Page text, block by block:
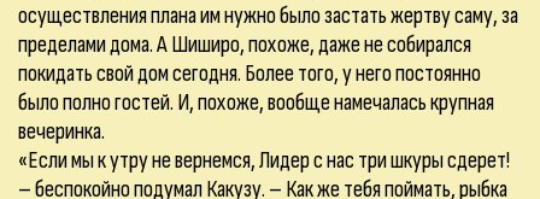
осуществления плана им нужно было застать жертву саму, за
пределами дома. А Шиширо, похоже, даже не собирался
покидать свой дом сегодня. Более того, у него постоянно
было полно гостей. И, похоже, вообще намечалась крупная
вечеринка.
«Если мы к утру не вернемся, Лидер с нас три шкуры сдерет!
– беспокойно подумал Какузу. – Как же тебя поймать, рыбка